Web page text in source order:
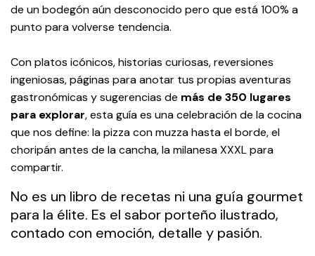
de un bodegón aún desconocido pero que está 100% a
punto para volverse tendencia.
Conplatos icónicos, historias curiosas, reversiones
ingeniosas, páginas para anotar tus propias aventuras
gastronómicas y sugerencias de más de 350 lugares
para explorar, esta guía es una celebración de la cocina
que nos define: la pizza con muzza hasta el borde, el
choripán antes de la cancha, la milanesa XXXL para
compartir.
No es un libro de recetas ni una guía gourmet
para la élite. Es el sabor porteño ilustrado,
contado con emoción, detalle y pasión.